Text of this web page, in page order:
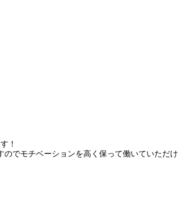
！
でモチベーションを高く保って働いていただけ